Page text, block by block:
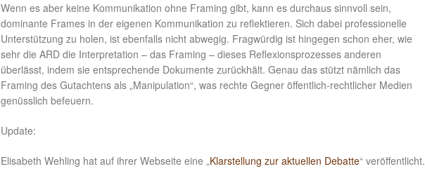
Wenn es aber keine Kommunikation ohne Framing gibt, kann es durchaus sinnvoll sein,
dominante Frames in der eigenen Kommunikation zu reflektieren. Sich dabei professionelle
Unterstützung zu holen, ist ebenfalls nicht abwegig. Fragwürdig ist hingegen schon eher, wie
sehr die ARD die Interpretation – das Framing – dieses Reflexionsprozesses anderen
überlässt, indem sie entsprechende Dokumente zurückhält. Genau das stützt nämlich das
Framing des Gutachtens als „Manipulation“, was rechte Gegner öffentlich-rechtlicher Medien
genüsslich befeuern.
Update:
Elisabeth Wehling hat auf ihrer Webseite eine „Klarstellung zur aktuellen Debatte“ veröffentlicht.